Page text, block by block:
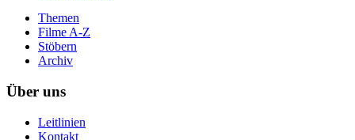
Themen
Filme A-Z
Stöbern
Archiv
Über uns
Leitlinien
Kontakt